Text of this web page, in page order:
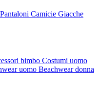
Pantaloni Camicie Giacche
bimbo Costumi uomo
uomo Beachwear donna